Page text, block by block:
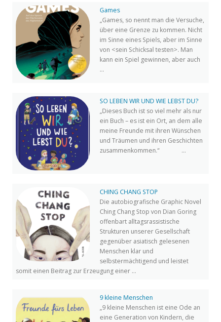
Games
„Games, so nennt man die Versuche,
über eine Grenze zu kommen. Nicht
im Sinne eines Spiels, aber im Sinne
von <sein Schicksal testen>. Man
kann ein Spiel gewinnen, aber auch
...
SO LEBEN WIR UND WIE LEBST DU?
„Dieses Buch ist so viel mehr als nur
ein Buch – es ist ein Ort, an dem alle
meine Freunde mit ihren Wünschen
und Träumen und ihren Geschichten
zusammenkommen.“ ...
CHING CHANG STOP
Die autobiografische Graphic Novel
Ching Chang Stop von Dian Goring
offenbart alltagsrassistische
Strukturen unserer Gesellschaft
gegenüber asiatisch gelesenen
Menschen klar und
selbstermächtigend und leistet
somit einen Beitrag zur Erzeugung einer ...
9 kleine Menschen
„9 kleine Menschen ist eine Ode an
eine Generation von Kindern, die